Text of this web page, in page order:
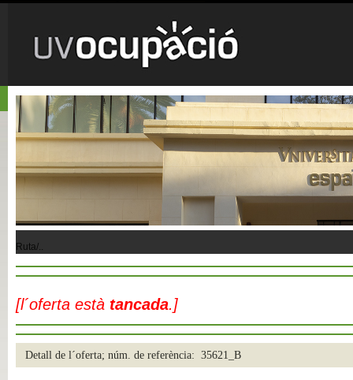
Ruta/..
[l´oferta està tancada.]
Detall de l´oferta; núm. de referència: 35621_B